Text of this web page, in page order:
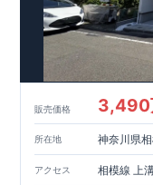
販売価格 3,490
所在地 神奈川県
アクセス 相模線 上